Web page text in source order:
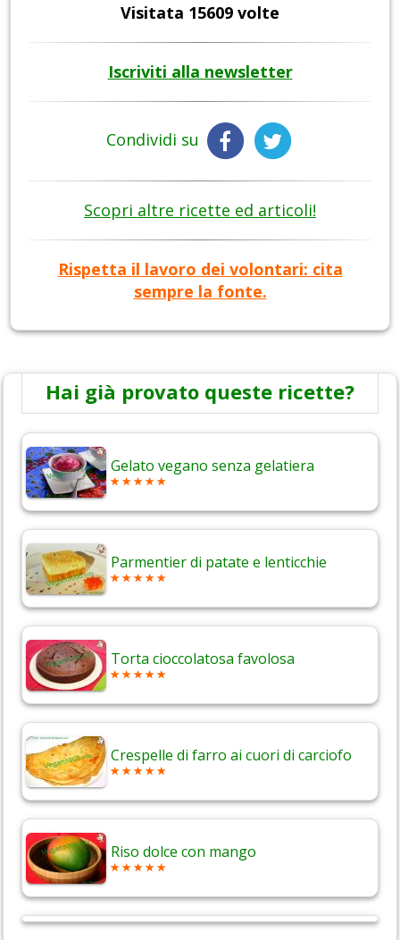
Visitata 15609 volte
Iscriviti alla newsletter
Condividi su
Scopri altre ricette ed articoli!
Rispetta il lavoro dei volontari: cita
sempre la fonte.
Hai già provato queste ricette?
Gelato vegano senza gelatiera
Parmentier di patate e lenticchie
Torta cioccolatosa favolosa
Crespelle di farro ai cuori di carciofo
Riso dolce con mango